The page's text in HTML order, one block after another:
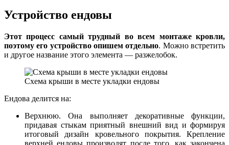
Устройство ендовы
Этот процесс самый трудный во всем монтаже кровли,
поэтому его устройство опишем отдельно. Можно встретить
и другое название этого элемента — разжелобок.
Схема крыши в месте укладки ендовы
Ендова делится на:
Верхнюю. Она выполняет декоративные функции,
придавая стыкам приятный внешний вид и формируя
итоговый дизайн кровельного покрытия. Крепление
верхней ендовы производят после того, как закончена